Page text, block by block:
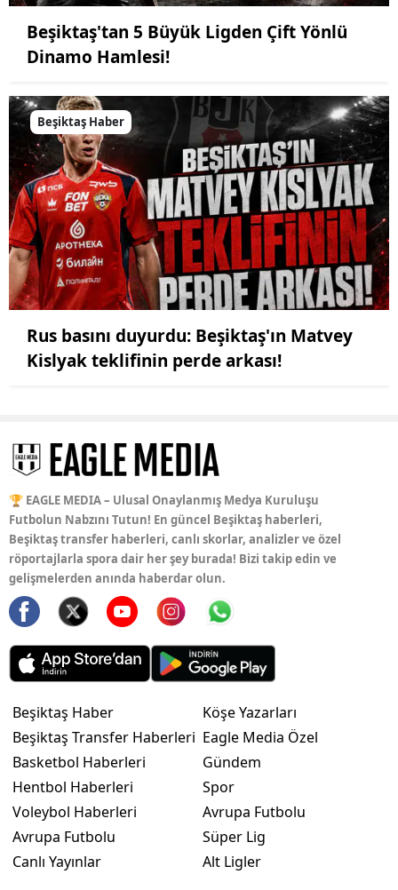
Beşiktaş'tan 5 Büyük Ligden Çift Yönlü
Dinamo Hamlesi!
Beşiktaş Haber
Rus basını duyurdu: Beşiktaş'ın Matvey
Kislyak teklifinin perde arkası!
🏆 EAGLE MEDIA – Ulusal Onaylanmış Medya Kuruluşu
Futbolun Nabzını Tutun! En güncel Beşiktaş haberleri,
Beşiktaş transfer haberleri, canlı skorlar, analizler ve özel
röportajlarla spora dair her şey burada! Bizi takip edin ve
gelişmelerden anında haberdar olun.
Beşiktaş Haber
Beşiktaş Transfer Haberleri
Basketbol Haberleri
Hentbol Haberleri
Voleybol Haberleri
Avrupa Futbolu
Canlı Yayınlar
Köşe Yazarları
Eagle Media Özel
Gündem
Spor
Avrupa Futbolu
Süper Lig
Alt Ligler